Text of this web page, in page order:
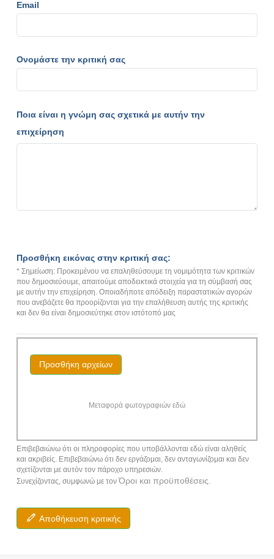
Email
Ονομάστε την κριτική σας
Ποια είναι η γνώμη σας σχετικά με αυτήν την
επιχείρηση
Προσθήκη εικόνας στην κριτική σας:
* Σημείωση: Προκειμένου να επαληθεύσουμε τη νομιμότητα των κριτικών
που δημοσιεύουμε, απαιτούμε αποδεικτικά στοιχεία για τη σύμβασή σας
με αυτήν την επιχείρηση. Οποιαδήποτε απόδειξη παραστατικών αγορών
που ανεβάζετε θα προορίζονται για την επαλήθευση αυτής της κριτικής
και δεν θα είναι δημοσιεύτηκε στον ιστότοπό μας
Προσθήκη αρχείων
Μεταφορά φωτογραφιών εδώ
Επιβεβαιώνω ότι οι πληροφορίες που υποβάλλονται εδώ είναι αληθείς
και ακριβείς. Επιβεβαιώνω ότι δεν εργάζομαι, δεν ανταγωνίζομαι και δεν
σχετίζονται με αυτόν τον πάροχο υπηρεσιών.
Συνεχίζοντας, συμφωνώ με τονΌροι και προϋποθέσεις.
Αποθήκευση κριτικής